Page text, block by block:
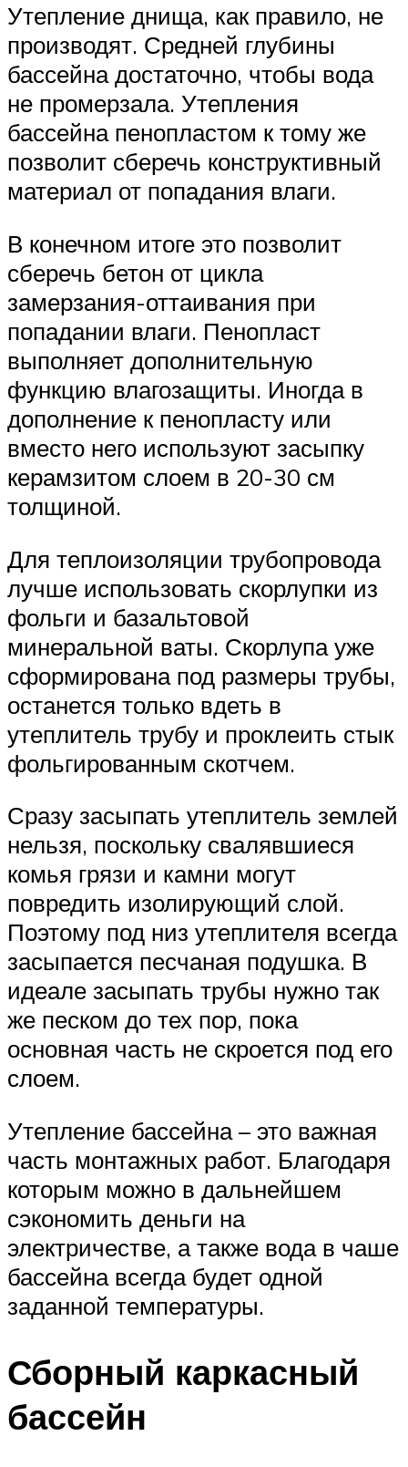
Утепление днища, как правило, не
производят. Средней глубины
бассейна достаточно, чтобы вода
не промерзала. Утепления
бассейна пенопластом к тому же
позволит сберечь конструктивный
материал от попадания влаги.
В конечном итоге это позволит
сберечь бетон от цикла
замерзания-оттаивания при
попадании влаги. Пенопласт
выполняет дополнительную
функцию влагозащиты. Иногда в
дополнение к пенопласту или
вместо него используют засыпку
керамзитом слоем в 20-30 см
толщиной.
Для теплоизоляции трубопровода
лучше использовать скорлупки из
фольги и базальтовой
минеральной ваты. Скорлупа уже
сформирована под размеры трубы,
останется только вдеть в
утеплитель трубу и проклеить стык
фольгированным скотчем.
Сразу засыпать утеплитель землей
нельзя, поскольку свалявшиеся
комья грязи и камни могут
повредить изолирующий слой.
Поэтому под низ утеплителя всегда
засыпается песчаная подушка. В
идеале засыпать трубы нужно так
же песком до тех пор, пока
основная часть не скроется под его
слоем.
Утепление бассейна – это важная
часть монтажных работ. Благодаря
которым можно в дальнейшем
сэкономить деньги на
электричестве, а также вода в чаше
бассейна всегда будет одной
заданной температуры.
Сборный каркасный
бассейн